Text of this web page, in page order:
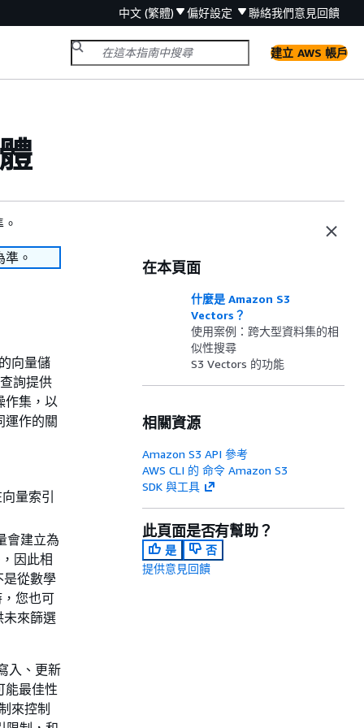
中文 (繁體) 偏好設定 聯絡我們意見回饋
建立 AWS 帳戶
。
向量儲
詢提供
作集，以
運作的關
量索引
會建立為
因此相
是從數學
您也可
未來篩選
入、更新
能最佳性
來控制
在本頁面
什麼是 Amazon S3
Vectors？
使用案例：跨大型資料集的相
似性搜尋
S3 Vectors 的功能
相關資源
Amazon S3 API 參考
AWS CLI 的 命令 Amazon S3
SDK 與工具
此頁面是否有幫助？
是
否
提供意見回饋